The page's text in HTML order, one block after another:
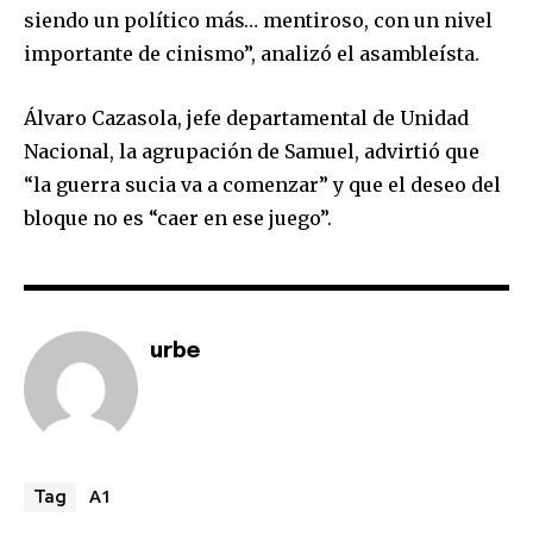
siendo un político más… mentiroso, con un nivel
importante de cinismo”, analizó el asambleísta.
Álvaro Cazasola, jefe departamental de Unidad
Nacional, la agrupación de Samuel, advirtió que
“la guerra sucia va a comenzar” y que el deseo del
bloque no es “caer en ese juego”.
urbe
Tag A1